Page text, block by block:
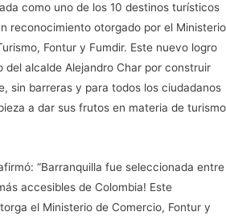
como uno de los 10 destinos turísticos
reconocimiento otorgado por el Ministerio
Fontur y Fumdir. Este nuevo logro
del alcalde Alejandro Char por construir
sin barreras y para todos los ciudadanos
a dar sus frutos en materia de turismo
“Barranquilla fue seleccionada entre
accesibles de Colombia! Este
el Ministerio de Comercio, Fontur y